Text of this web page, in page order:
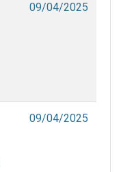
09/04/2025
09/04/2025